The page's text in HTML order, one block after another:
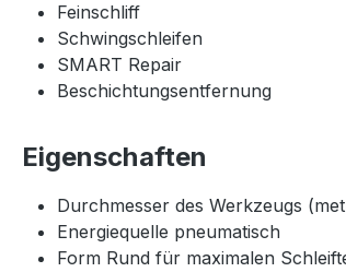
Feinschliff
Schwingschleifen
SMART Repair
Beschichtungsentfernung
Eigenschaften
Durchmesser des Werkzeugs
Energiequelle pneumatisch
Form Rund für maximalen